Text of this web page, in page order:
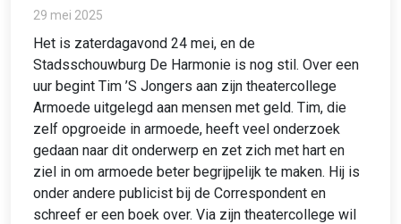
29 mei 2025
Het is zaterdagavond 24 mei, en de
Stadsschouwburg De Harmonie is nog stil. Over een
uur begint Tim ’S Jongers aan zijn theatercollege
Armoede uitgelegd aan mensen met geld. Tim, die
zelf opgroeide in armoede, heeft veel onderzoek
gedaan naar dit onderwerp en zet zich met hart en
ziel in om armoede beter begrijpelijk te maken. Hij is
onder andere publicist bij de Correspondent en
schreef er een boek over. Via zijn theatercollege wil